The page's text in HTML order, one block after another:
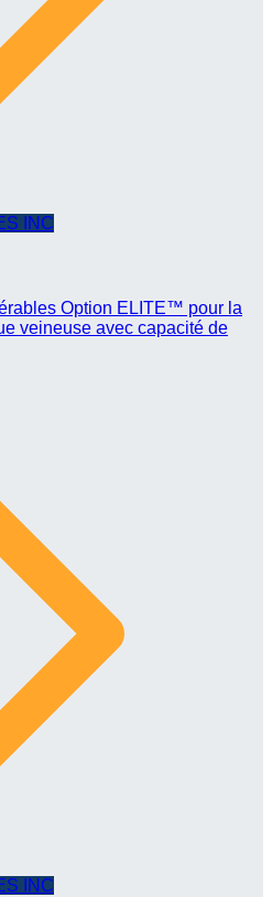
INC
Option ELITE™ pour la
veineuse avec capacité de
INC